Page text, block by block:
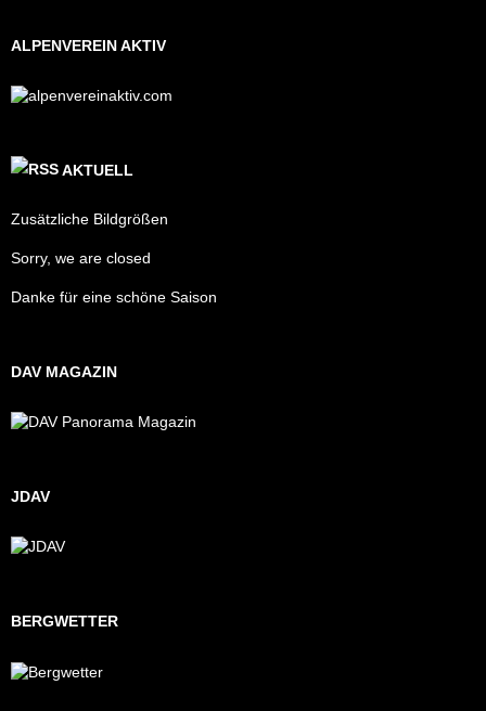
ALPENVEREIN AKTIV
AKTUELL
Zusätzliche Bildgrößen
Sorry, we are closed
Danke für eine schöne Saison
DAV MAGAZIN
JDAV
BERGWETTER